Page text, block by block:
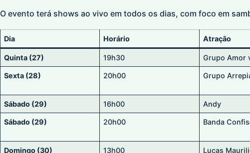
O evento terá shows ao vivo em todos os dias, com foco em
Dia Horário Atração
Quinta (27) 19h30 Grupo Amor
Sexta (28) 20h00 Grupo
Sábado (29) 16h00 Andy
Sábado (29) 20h00 Banda
Domingo (30) 13h00 Lucas